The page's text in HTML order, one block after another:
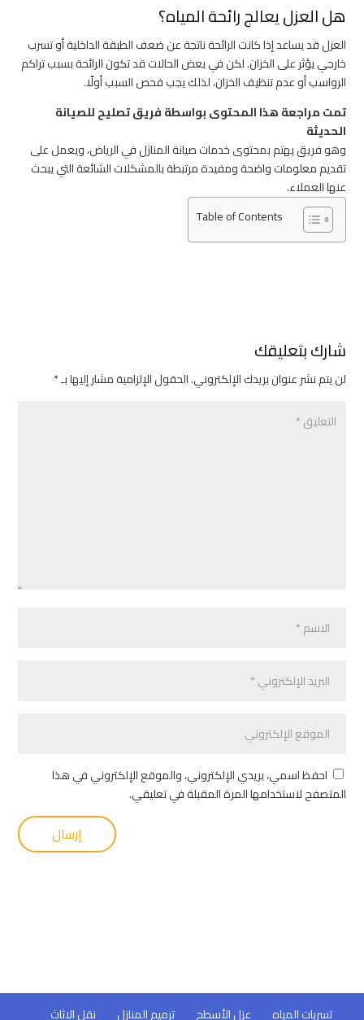
هل العزل يعالج رائحة المياه؟
العزل قد يساعد إذا كانت الرائحة ناتجة عن ضعف الطبقة الداخلية أو تسرب
خارجي يؤثر على الخزان. لكن في بعض الحالات قد تكون الرائحة بسبب تراكم
الرواسب أو عدم تنظيف الخزان، لذلك يجب فحص السبب أولًا.
تمت مراجعة هذا المحتوى بواسطة فريق تصليح للصيانة
الحديثة
وهو فريق يهتم بمحتوى خدمات صيانة المنازل في الرياض، ويعمل على
تقديم معلومات واضحة ومفيدة مرتبطة بالمشكلات الشائعة التي يبحث
عنها العملاء.
Table of Contents
شارك بتعليقك
لن يتم نشر عنوان بريدك الإلكتروني.الحقول الإلزامية مشار إليها بـ*
احفظ اسمي، بريدي الإلكتروني، والموقع الإلكتروني في هذا
المتصفح لاستخدامها المرة المقبلة في تعليقي.
تسربات المياه عزل الأسطح ترميم المنازل نقل الاثاث